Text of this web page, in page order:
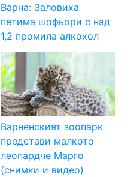
Варна: Заловиха
петима шофьори с над
1,2 промила алкохол
Варненският зоопарк
представи малкото
леопардче Марго
(снимки и видео)